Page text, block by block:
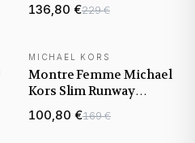
bracelet maillons acier
136,80 €229 €
NOUVEAUTÉ
MICHAEL KORS
Montre Femme Michael
Kors Slim Runway
MK7469 or rose
bracelet cuir
100,80 €169 €